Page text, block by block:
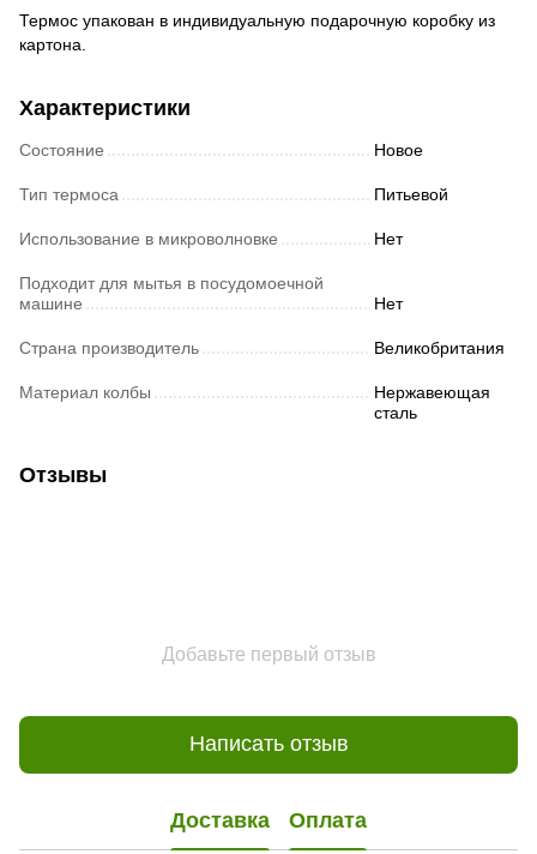
Термос упакован в индивидуальную подарочную коробку из
картона.
Характеристики
Состояние Новое
Тип термоса Питьевой
Использование в микроволновке Нет
Подходит для мытья в посудомоечной
машине
Нет
Страна производитель Великобритания
Материал колбы
Нержавеющая
сталь
Отзывы
Добавьте первый отзыв
Написать отзыв
Доставка Оплата